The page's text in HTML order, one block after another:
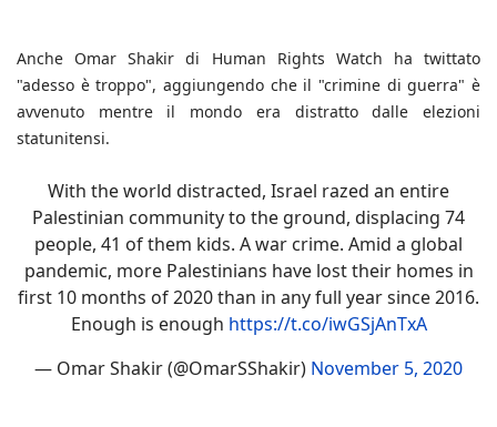
Anche Omar Shakir di Human Rights Watch ha twittato
"adesso è troppo", aggiungendo che il "crimine di guerra" è
avvenuto mentre il mondo era distratto dalle elezioni
statunitensi.
With the world distracted, Israel razed an entire
Palestinian community to the ground, displacing 74
people, 41 of them kids. A war crime. Amid a global
pandemic, more Palestinians have lost their homes in
first 10 months of 2020 than in any full year since 2016.
Enough is enough https://t.co/iwGSjAnTxA
— Omar Shakir (@OmarSShakir) November 5, 2020